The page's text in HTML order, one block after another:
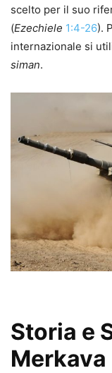
scelto per il suo
(Ezechiele 1:4-26).
internazionale si
siman.
Storia e
Merkava